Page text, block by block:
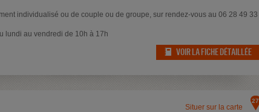
individualisé ou de couple ou de groupe, sur rendez-vous au 06 28 49 33
lundi au vendredi de 10h à 17h
VOIR LA FICHE DÉTAILLÉE
Situer sur la carte
27